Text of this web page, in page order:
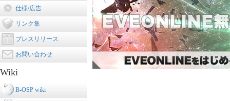
仕様/広告
リンク集
プレスリリース
お問い合わせ
Wiki
B-OSP wiki